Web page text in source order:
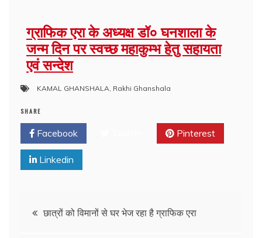
ग्राफिक एरा के अध्यक्ष डॉ० घनशाला के
जन्म दिन पर स्वच्छ महाकुम्भ हेतु सहायता
एवं सन्देश
KAMAL GHANSHALA, Rakhi Ghanshala
SHARE
Facebook Pinterest
Linkedin
छात्रों को विमानों से घर भेज रहा है ग्राफिक एरा